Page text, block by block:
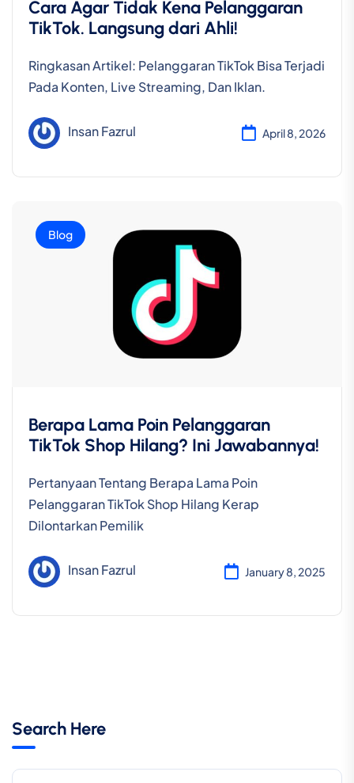
Cara Agar Tidak Kena Pelanggaran
TikTok. Langsung dari Ahli!
Ringkasan Artikel: Pelanggaran TikTok Bisa Terjadi
Pada Konten, Live Streaming, Dan Iklan.
Insan Fazrul April 8, 2026
Blog
Berapa Lama Poin Pelanggaran
TikTok Shop Hilang? Ini Jawabannya!
Pertanyaan Tentang Berapa Lama Poin
Pelanggaran TikTok Shop Hilang Kerap
Dilontarkan Pemilik
Insan Fazrul January 8, 2025
Search Here